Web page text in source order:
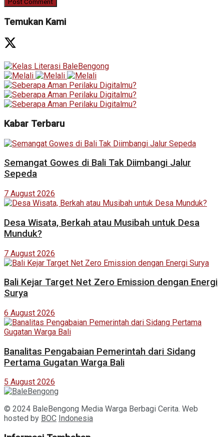
Temukan Kami
Kabar Terbaru
Semangat Gowes di Bali Tak Diimbangi Jalur
Sepeda
7 August 2026
Desa Wisata, Berkah atau Musibah untuk Desa
Munduk?
7 August 2026
Bali Kejar Target Net Zero Emission dengan Energi
Surya
6 August 2026
Banalitas Pengabaian Pemerintah dari Sidang
Pertama Gugatan Warga Bali
5 August 2026
© 2024 BaleBengong Media Warga Berbagi Cerita. Web
hosted by BOC Indonesia